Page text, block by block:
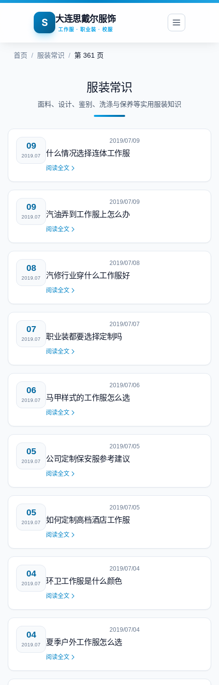
S 大连思戴尔服饰
工作服 · 职业装 · 校服
首页 / 服装常识 / 第 361 页
服装常识
面料、设计、鉴别、洗涤与保养等实用服装知识
09
2019.07
2019/07/09
什么情况选择连体工作服
阅读全文
09
2019.07
2019/07/09
汽油弄到工作服上怎么办
阅读全文
08
2019.07
2019/07/08
汽修行业穿什么工作服好
阅读全文
07
2019.07
2019/07/07
职业装都要选择定制吗
阅读全文
06
2019.07
2019/07/06
马甲样式的工作服怎么选
阅读全文
05
2019.07
2019/07/05
公司定制保安服参考建议
阅读全文
05
2019.07
2019/07/05
如何定制高档酒店工作服
阅读全文
04
2019.07
2019/07/04
环卫工作服是什么颜色
阅读全文
04
2019.07
2019/07/04
夏季户外工作服怎么选
阅读全文